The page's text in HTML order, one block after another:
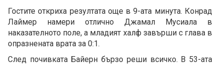
Гостите откриха резултата още в 9-ата минута. Конрад
Лаймер намери отлично Джамал Мусиала в
наказателното поле, а младият халф завърши с глава в
опразнената врата за 0:1.
След почивката Байерн бързо реши всичко. В 53-ата